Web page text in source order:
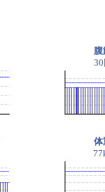
腹
30
体